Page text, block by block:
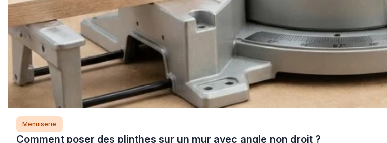
Menuiserie
Comment poser des plinthes sur un mur avec angle non droit ?